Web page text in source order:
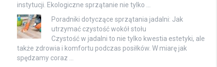
instytucji. Ekologiczne sprzątanie nie tylko …
Poradniki dotyczące sprzątania jadalni: Jak
utrzymać czystość wokół stołu
Czystość w jadalni to nie tylko kwestia estetyki, ale
także zdrowia i komfortu podczas posiłków. W miarę jak
spędzamy coraz …